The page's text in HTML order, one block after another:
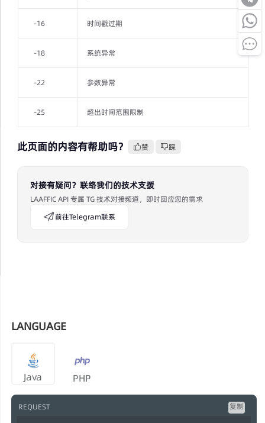
-16 时间戳过期
-18 系统异常
-22 参数异常
-25 超出时间范围限制
此页面的内容有帮助吗？ 赞 踩
对接有疑问？联络我们的技术支援
LAAFFIC API 专属 TG 技术对接频道，即时回应您的需求
前往Telegram联系
LANGUAGE
Java PHP
REQUEST 复制